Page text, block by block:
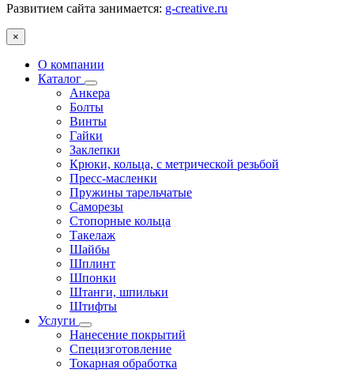
Развитием сайта занимается: g-creative.ru
×
О компании
Каталог
Анкера
Болты
Винты
Гайки
Заклепки
Крюки, кольца, с метрической резьбой
Пресс-масленки
Пружины тарельчатые
Саморезы
Стопорные кольца
Такелаж
Шайбы
Шплинт
Шпонки
Штанги, шпильки
Штифты
Услуги
Нанесение покрытий
Специзготовление
Токарная обработка